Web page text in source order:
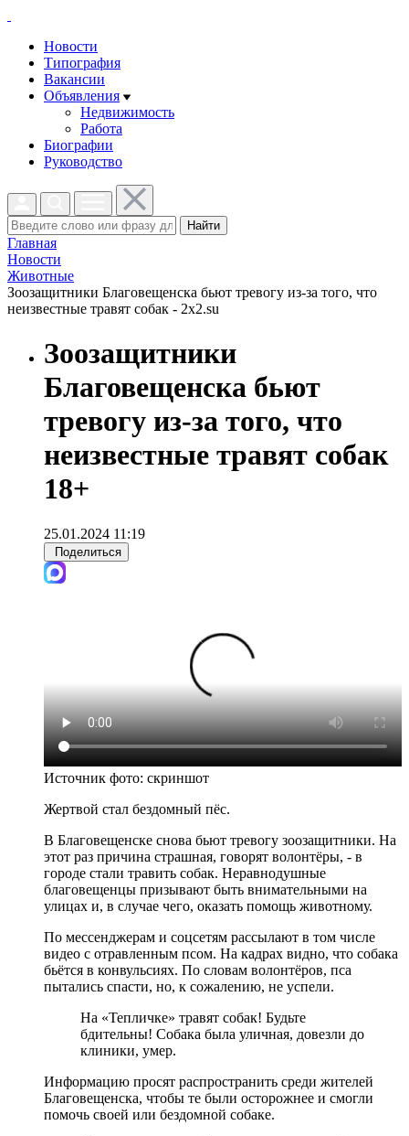
Новости
Типография
Вакансии
Объявления
Недвижимость
Работа
Биографии
Руководство
Найти
Главная
Новости
Животные
Зоозащитники Благовещенска бьют тревогу из-за того, что
неизвестные травят собак - 2x2.su
Зоозащитники
Благовещенска бьют
тревогу из-за того, что
неизвестные травят собак
18+
25.01.2024 11:19
Поделиться
Источник фото: скриншот
Жертвой стал бездомный пёс.
В Благовещенске снова бьют тревогу зоозащитники. На
этот раз причина страшная, говорят волонтёры, - в
городе стали травить собак. Неравнодушные
благовещенцы призывают быть внимательными на
улицах и, в случае чего, оказать помощь животному.
По мессенджерам и соцсетям рассылают в том числе
видео с отравленным псом. На кадрах видно, что собака
бьётся в конвульсиях. По словам волонтёров, пса
пытались спасти, но, к сожалению, не успели.
На «Тепличке» травят собак! Будьте
бдительны! Собака была уличная, довезли до
клиники, умер.
Информацию просят распространить среди жителей
Благовещенска, чтобы те были осторожнее и смогли
помочь своей или бездомной собаке.